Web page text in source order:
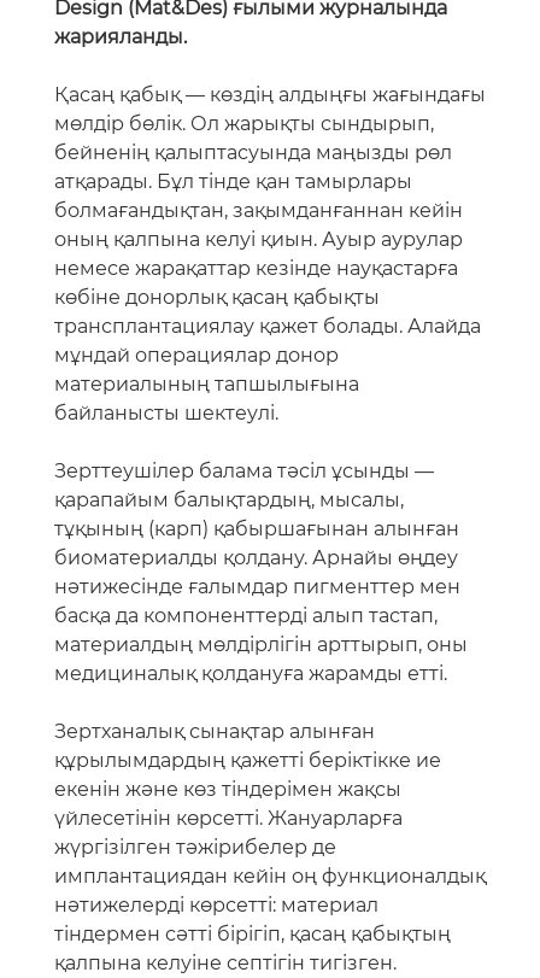
Design (Mat&Des) ғылыми журналында
жарияланды.
Қасаң қабық — көздің алдыңғы жағындағы
мөлдір бөлік. Ол жарықты сындырып,
бейненің қалыптасуында маңызды рөл
атқарады. Бұл тінде қан тамырлары
болмағандықтан, зақымданғаннан кейін
оның қалпына келуі қиын. Ауыр аурулар
немесе жарақаттар кезінде науқастарға
көбіне донорлық қасаң қабықты
трансплантациялау қажет болады. Алайда
мұндай операциялар донор
материалының тапшылығына
байланысты шектеулі.
Зерттеушілер балама тәсіл ұсынды —
қарапайым балықтардың, мысалы,
тұқының (карп) қабыршағынан алынған
биоматериалды қолдану. Арнайы өңдеу
нәтижесінде ғалымдар пигменттер мен
басқа да компоненттерді алып тастап,
материалдың мөлдірлігін арттырып, оны
медициналық қолдануға жарамды етті.
Зертханалық сынақтар алынған
құрылымдардың қажетті беріктікке ие
екенін және көз тіндерімен жақсы
үйлесетінін көрсетті. Жануарларға
жүргізілген тәжірибелер де
имплантациядан кейін оң функционалдық
нәтижелерді көрсетті: материал
тіндермен сәтті бірігіп, қасаң қабықтың
қалпына келуіне септігін тигізген.